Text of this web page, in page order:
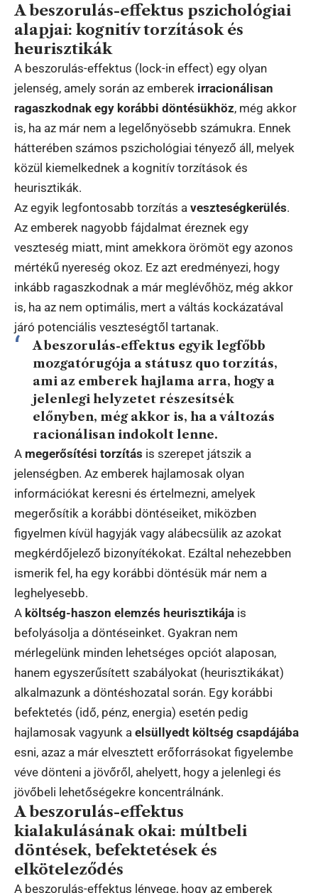
A beszorulás-effektus pszichológiai
alapjai: kognitív torzítások és
heurisztikák
A beszorulás-effektus (lock-in effect) egy olyan
jelenség, amely során az emberek irracionálisan
ragaszkodnak egy korábbi döntésükhöz, még akkor
is, ha az már nem a legelőnyösebb számukra. Ennek
hátterében számos pszichológiai tényező áll, melyek
közül kiemelkednek a kognitív torzítások és
heurisztikák.
Az egyik legfontosabb torzítás a veszteségkerülés.
Az emberek nagyobb fájdalmat éreznek egy
veszteség miatt, mint amekkora örömöt egy azonos
mértékű nyereség okoz. Ez azt eredményezi, hogy
inkább ragaszkodnak a már meglévőhöz, még akkor
is, ha az nem optimális, mert a váltás kockázatával
járó potenciális veszteségtől tartanak.
A beszorulás-effektus egyik legfőbb
mozgatórugója a státusz quo torzítás,
ami az emberek hajlama arra, hogy a
jelenlegi helyzetet részesítsék
előnyben, még akkor is, ha a változás
racionálisan indokolt lenne.
A megerősítési torzítás is szerepet játszik a
jelenségben. Az emberek hajlamosak olyan
információkat keresni és értelmezni, amelyek
megerősítik a korábbi döntéseiket, miközben
figyelmen kívül hagyják vagy alábecsülik az azokat
megkérdőjelező bizonyítékokat. Ezáltal nehezebben
ismerik fel, ha egy korábbi döntésük már nem a
leghelyesebb.
A költség-haszon elemzés heurisztikája is
befolyásolja a döntéseinket. Gyakran nem
mérlegelünk minden lehetséges opciót alaposan,
hanem egyszerűsített szabályokat (heurisztikákat)
alkalmazunk a döntéshozatal során. Egy korábbi
befektetés (idő, pénz, energia) esetén pedig
hajlamosak vagyunk a elsüllyedt költség csapdájába
esni, azaz a már elvesztett erőforrásokat figyelembe
véve dönteni a jövőről, ahelyett, hogy a jelenlegi és
jövőbeli lehetőségekre koncentrálnánk.
A beszorulás-effektus
kialakulásának okai: múltbeli
döntések, befektetések és
elköteleződés
A beszorulás-effektus lényege, hogy az emberek